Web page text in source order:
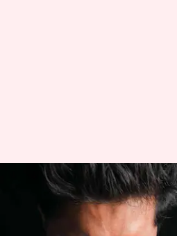
बारिश के मौसम में
कंजक्टिवाइटस का
से करें अपना बचाव